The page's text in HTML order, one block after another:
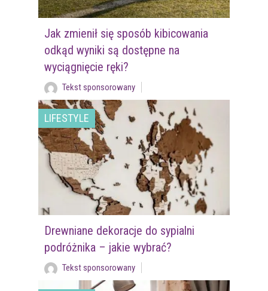
Jak zmienił się sposób kibicowania
odkąd wyniki są dostępne na
wyciągnięcie ręki?
Tekst sponsorowany
LIFESTYLE
Drewniane dekoracje do sypialni
podróżnika – jakie wybrać?
Tekst sponsorowany